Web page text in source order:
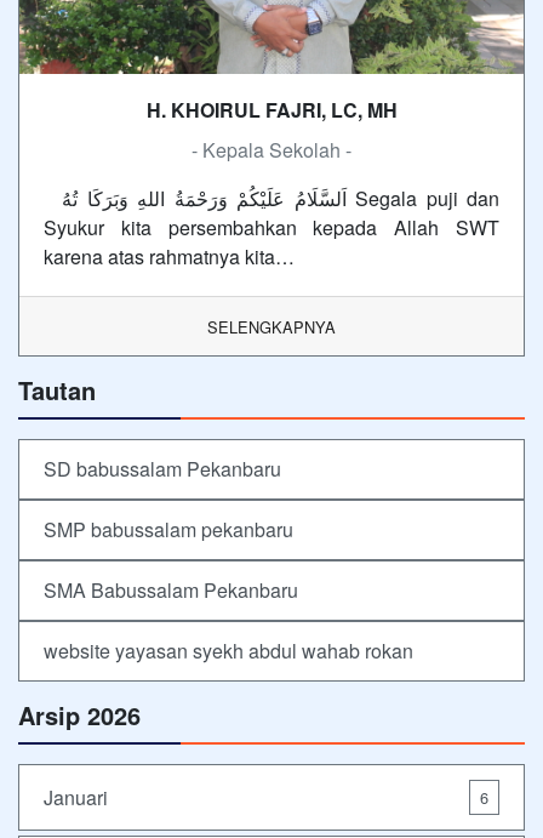
H. KHOIRUL FAJRI, LC, MH
- Kepala Sekolah -
Syukur kita persembahkan kepada Allah SWT
karena atas rahmatnya kita…
SELENGKAPNYA
Tautan
SD babussalam Pekanbaru
SMP babussalam pekanbaru
SMA Babussalam Pekanbaru
website yayasan syekh abdul wahab rokan
Arsip 2026
Januari 6